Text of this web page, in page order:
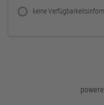
keine